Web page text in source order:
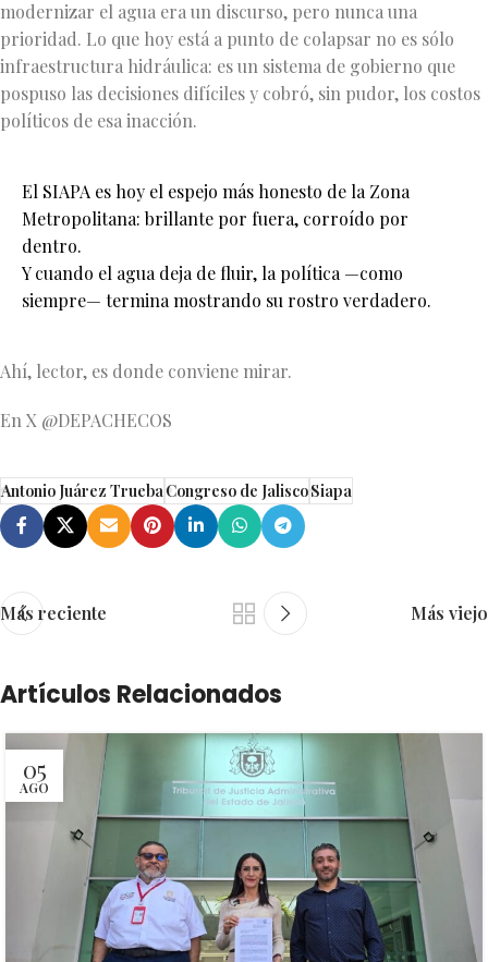
modernizar el agua era un discurso, pero nunca una
prioridad. Lo que hoy está a punto de colapsar no es sólo
infraestructura hidráulica: es un sistema de gobierno que
pospuso las decisiones difíciles y cobró, sin pudor, los costos
políticos de esa inacción.
El SIAPA es hoy el espejo más honesto de la Zona
Metropolitana: brillante por fuera, corroído por
dentro.
Y cuando el agua deja de fluir, la política —como
siempre— termina mostrando su rostro verdadero.
Ahí, lector, es donde conviene mirar.
En X @DEPACHECOS
Antonio Juárez TruebaCongreso de JaliscoSiapa
Más reciente Más viejo
Artículos Relacionados
05
AGO